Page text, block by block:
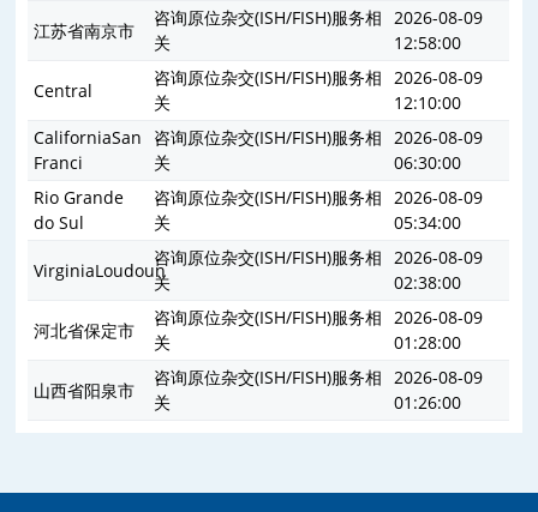
江苏省南京市
咨询原位杂交(ISH/FISH)服务相
关
2026-08-09
12:58:00
Central
咨询原位杂交(ISH/FISH)服务相
关
2026-08-09
12:10:00
CaliforniaSan
Franci
咨询原位杂交(ISH/FISH)服务相
关
2026-08-09
06:30:00
Rio Grande
do Sul
咨询原位杂交(ISH/FISH)服务相
关
2026-08-09
05:34:00
VirginiaLoudoun
咨询原位杂交(ISH/FISH)服务相
关
2026-08-09
02:38:00
河北省保定市
咨询原位杂交(ISH/FISH)服务相
关
2026-08-09
01:28:00
山西省阳泉市
咨询原位杂交(ISH/FISH)服务相
关
2026-08-09
01:26:00